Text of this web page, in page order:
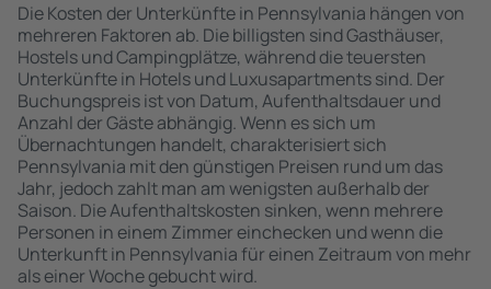
Die Kosten der Unterkünfte in Pennsylvania hängen von
mehreren Faktoren ab. Die billigsten sind Gasthäuser,
Hostels und Campingplätze, während die teuersten
Unterkünfte in Hotels und Luxusapartments sind. Der
Buchungspreis ist von Datum, Aufenthaltsdauer und
Anzahl der Gäste abhängig. Wenn es sich um
Übernachtungen handelt, charakterisiert sich
Pennsylvania mit den günstigen Preisen rund um das
Jahr, jedoch zahlt man am wenigsten außerhalb der
Saison. Die Aufenthaltskosten sinken, wenn mehrere
Personen in einem Zimmer einchecken und wenn die
Unterkunft in Pennsylvania für einen Zeitraum von mehr
als einer Woche gebucht wird.